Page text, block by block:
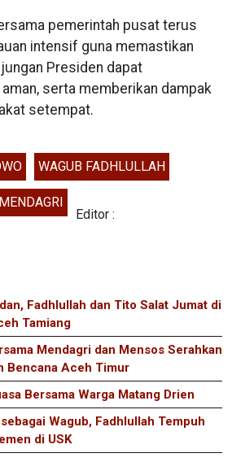
pemerintah pusat terus
intensif guna memastikan
Presiden dapat
serta memberikan dampak
setempat.
WAGUB FADHLULLAH
MENDAGRI
Editor :
Fadhlullah dan Tito Salat Jumat di
Tamiang
Mendagri dan Mensos Serahkan
Bencana Aceh Timur
Bersama Warga Matang Drien
Wagub, Fadhlullah Tempuh
di USK